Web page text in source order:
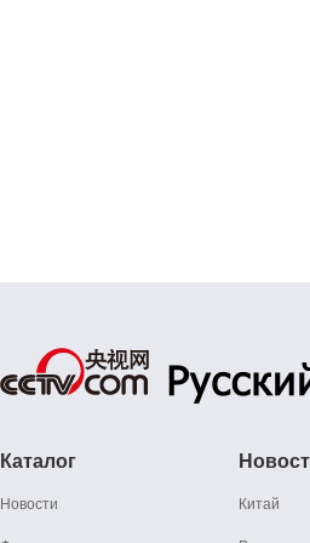
Каталог
Новости Китай